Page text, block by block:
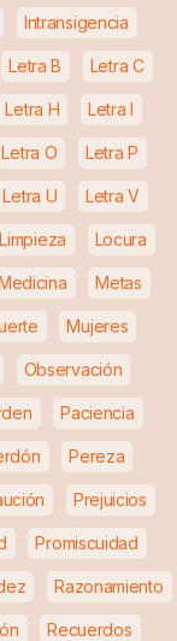
Intransigencia
Letra B Letra C
Letra H Letra I
Letra O Letra P
Letra U Letra V
Limpieza Locura
Metas
Mujeres
Observación
Paciencia
Pereza
Prejuicios
Promiscuidad
Razonamiento
Recuerdos